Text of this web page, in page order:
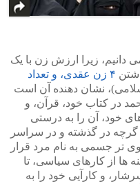
دانیم، زیرا ارزش زن با یک
۴ زن عقدی، و تعداد
نشان دهنده آن است
در کتاب خود، قرآن، و
خود، آن را به درستی
گرچه در گذشته و در سراسر
تر جسمی به نام مرد قرار
ها از کارهای سیاسی، تا
و کارآیی خود را به